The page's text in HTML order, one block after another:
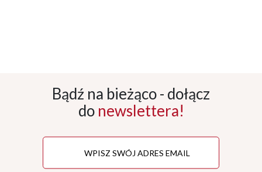
Bądź na bieżąco - dołącz
do newslettera!